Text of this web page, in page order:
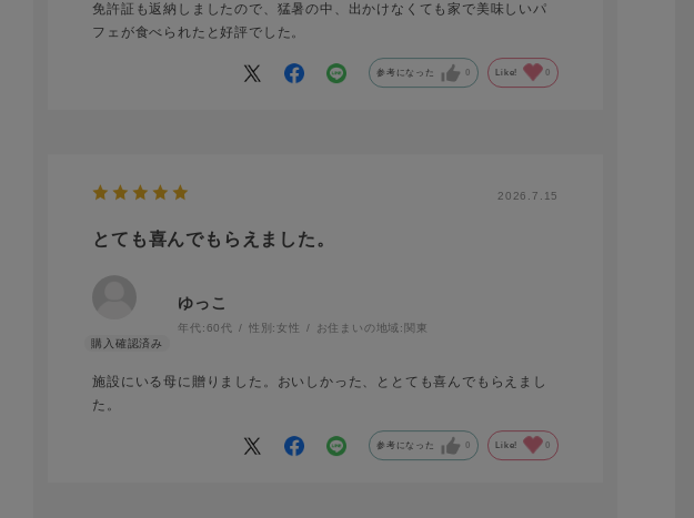
免許証も返納しましたので、猛暑の中、出かけなくても家で美味しいパ
フェが食べられたと好評でした。
参考になった 0 Like! 0
2026.7.15
とても喜んでもらえました。
ゆっこ
年代:60代 性別:女性 お住まいの地域: 関東
施設にいる母に贈りました。おいしかった、ととても喜んでもらえまし
た。
参考になった 0 Like! 0